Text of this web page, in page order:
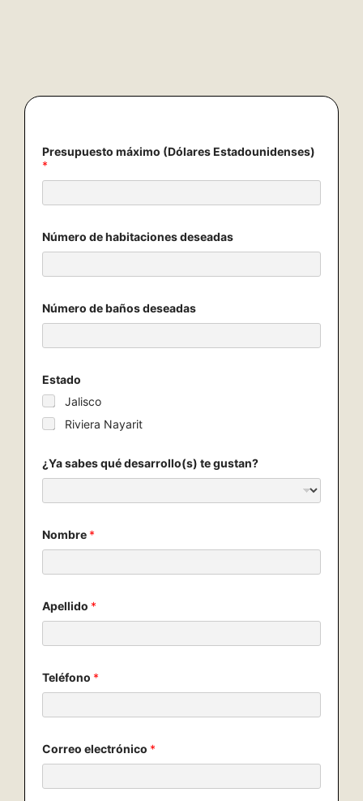
Presupuesto máximo (Dólares Estadounidenses)
*
Número de habitaciones deseadas
e
¿
a
o
r
r
e
o
Número de baños deseadas
Estado
Jalisco
Riviera Nayarit
¿Ya sabes qué desarrollo(s) te gustan?
Nombre *
Apellido *
Teléfono *
Correo electrónico *